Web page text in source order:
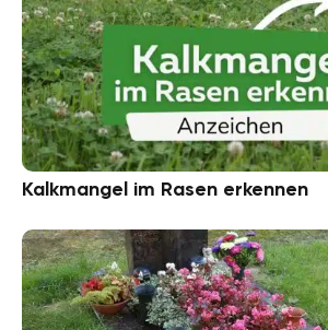
Kalkmangel im Rasen erkennen